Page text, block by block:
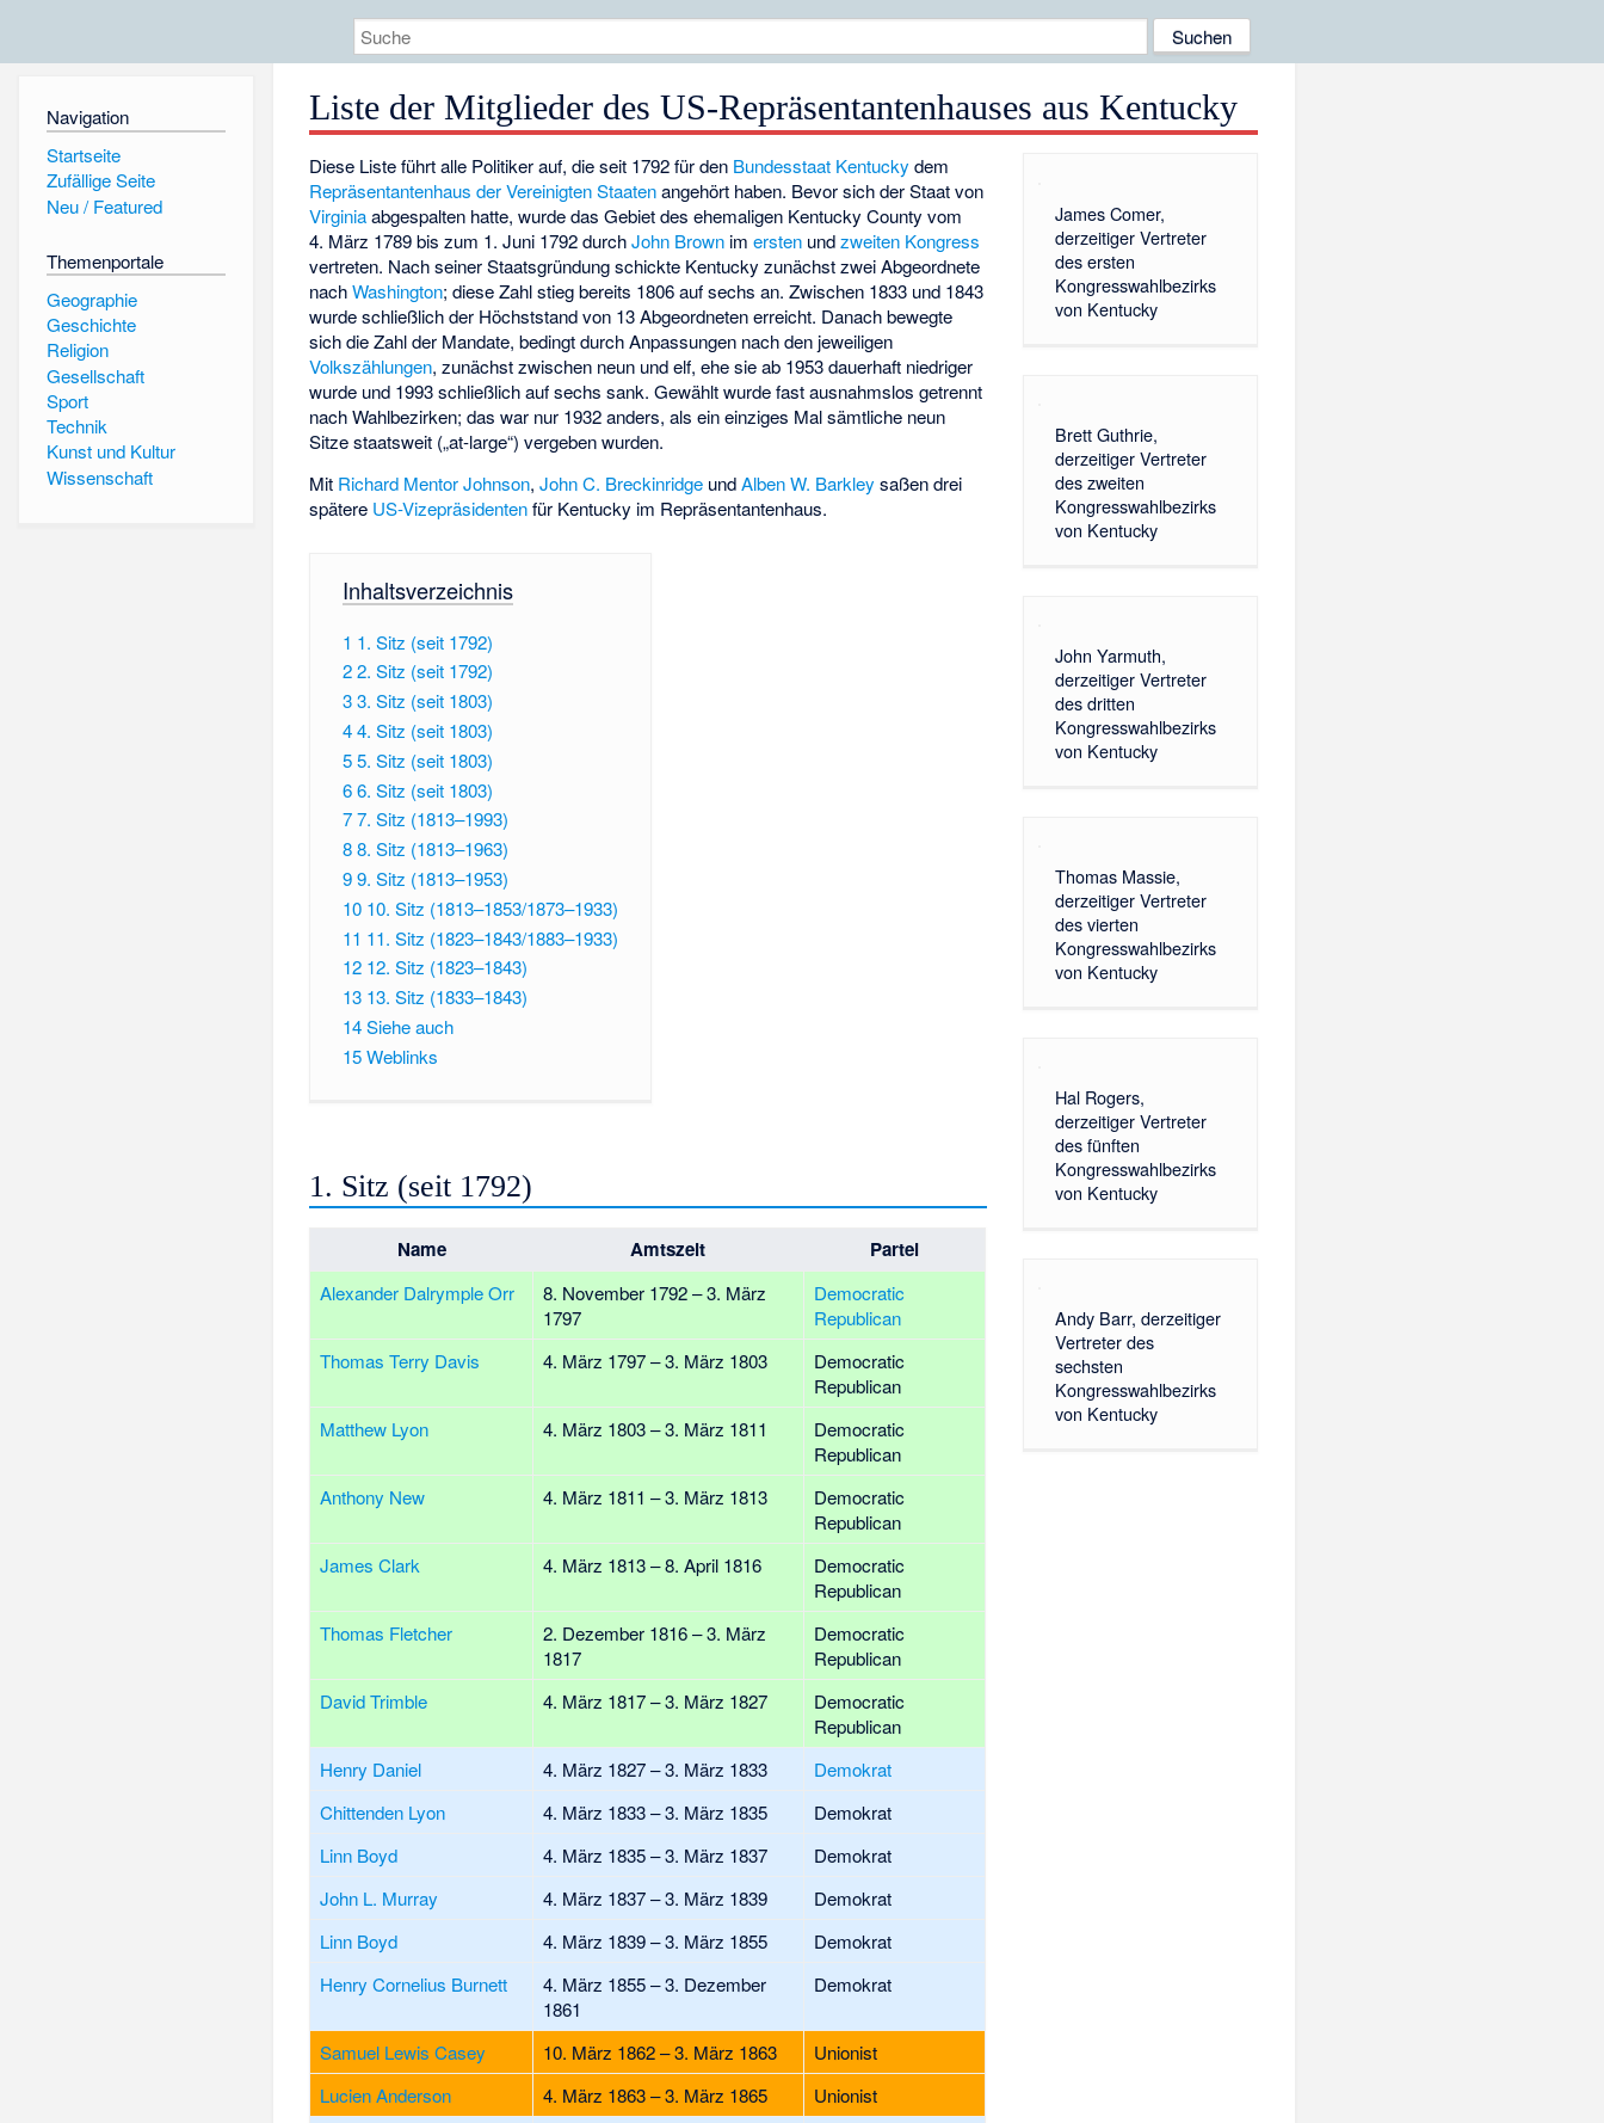
Navigation
Startseite
Zufällige Seite
Neu / Featured
Themenportale
Geographie
Geschichte
Religion
Gesellschaft
Sport
Technik
Kunst und Kultur
Wissenschaft
Liste der Mitglieder des US-Repräsentantenhauses aus Kentucky
James Comer,
derzeitiger Vertreter
des ersten
Kongresswahlbezirks
von Kentucky
Brett Guthrie,
derzeitiger Vertreter
des zweiten
Kongresswahlbezirks
von Kentucky
John Yarmuth,
derzeitiger Vertreter
des dritten
Kongresswahlbezirks
von Kentucky
Thomas Massie,
derzeitiger Vertreter
des vierten
Kongresswahlbezirks
von Kentucky
Hal Rogers,
derzeitiger Vertreter
des fünften
Kongresswahlbezirks
von Kentucky
Andy Barr, derzeitiger
Vertreter des
sechsten
Kongresswahlbezirks
von Kentucky
Diese Liste führt alle Politiker auf, die seit 1792 für den Bundesstaat Kentucky dem
Repräsentantenhaus der Vereinigten Staatenangehört haben. Bevor sich der Staat von
Virginiaabgespalten hatte, wurde das Gebiet des ehemaligen Kentucky County vom
4. März 1789 bis zum 1. Juni 1792 durchJohn Brown imersten undzweiten Kongress
vertreten. Nach seiner Staatsgründung schickte Kentucky zunächst zwei Abgeordnete
nachWashington; diese Zahl stieg bereits 1806 auf sechs an. Zwischen 1833 und 1843
wurde schließlich der Höchststand von 13 Abgeordneten erreicht. Danach bewegte
sich die Zahl der Mandate, bedingt durch Anpassungen nach den jeweiligen
Volkszählungen, zunächst zwischen neun und elf, ehe sie ab 1953 dauerhaft niedriger
wurde und 1993 schließlich auf sechs sank. Gewählt wurde fast ausnahmslos getrennt
nach Wahlbezirken; das war nur 1932 anders, als ein einziges Mal sämtliche neun
Sitze staatsweit („at-large“) vergeben wurden.
Mit Richard Mentor Johnson,John C. Breckinridge undAlben W. Barkley saßen drei
spätere US-Vizepräsidentenfür Kentucky im Repräsentantenhaus.
Inhaltsverzeichnis
1 1. Sitz (seit 1792)
22. Sitz (seit 1792)
33. Sitz (seit 1803)
44. Sitz (seit 1803)
55. Sitz (seit 1803)
66. Sitz (seit 1803)
77. Sitz (1813–1993)
88. Sitz (1813–1963)
99. Sitz (1813–1953)
10 10. Sitz (1813–1853/1873–1933)
11 11. Sitz (1823–1843/1883–1933)
12 12. Sitz (1823–1843)
13 13. Sitz (1833–1843)
14Siehe auch
15Weblinks
1. Sitz (seit 1792)
Name Amtszeit Partei
Alexander Dalrymple Orr
8. November 1792 – 3. März
1797
Democratic
Republican
Thomas Terry Davis
4. März 1797 – 3. März 1803
Democratic
Republican
Matthew Lyon
4. März 1803 – 3. März 1811
Democratic
Republican
Anthony New
4. März 1811 – 3. März 1813
Democratic
Republican
James Clark
4. März 1813 – 8. April 1816
Democratic
Republican
Thomas Fletcher
2. Dezember 1816 – 3. März
1817
Democratic
Republican
David Trimble
4. März 1817 – 3. März 1827
Democratic
Republican
Henry Daniel
4. März 1827 – 3. März 1833
Demokrat
Chittenden Lyon
4. März 1833 – 3. März 1835
Demokrat
Linn Boyd
4. März 1835 – 3. März 1837
Demokrat
John L. Murray
4. März 1837 – 3. März 1839
Demokrat
Linn Boyd
4. März 1839 – 3. März 1855
Demokrat
Henry Cornelius Burnett
4. März 1855 – 3. Dezember
1861
Demokrat
Samuel Lewis Casey 10. März 1862 – 3. März 1863
Unionist
Lucien Anderson
4. März 1863 – 3. März 1865
Unionist